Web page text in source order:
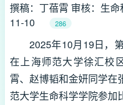
撰稿：丁蓓霄 审核：生
11-10
286
2025年10月19日，
在上海师范大学徐汇校
霄、赵博韬和金妍同学在
范大学生命科学学院参加